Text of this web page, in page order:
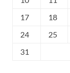
17
18
24
25
31